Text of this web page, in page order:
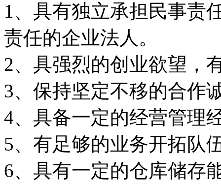
1、具有独立承担民事责
责任的企业法人。
2、具强烈的创业欲望，
3、保持坚定不移的合作
4、具备一定的经营管理
5、有足够的业务开拓队
6、具有一定的仓库储存